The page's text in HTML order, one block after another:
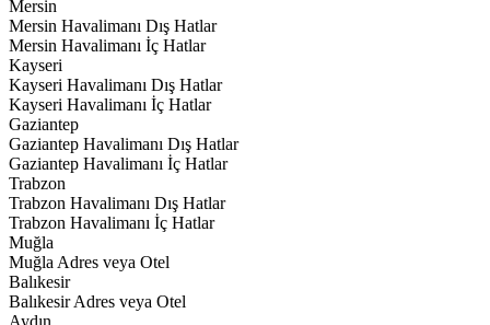
Mersin
Mersin Havalimanı Dış Hatlar
Mersin Havalimanı İç Hatlar
Kayseri
Kayseri Havalimanı Dış Hatlar
Kayseri Havalimanı İç Hatlar
Gaziantep
Gaziantep Havalimanı Dış Hatlar
Gaziantep Havalimanı İç Hatlar
Trabzon
Trabzon Havalimanı Dış Hatlar
Trabzon Havalimanı İç Hatlar
Muğla
Muğla Adres veya Otel
Balıkesir
Balıkesir Adres veya Otel
Aydın